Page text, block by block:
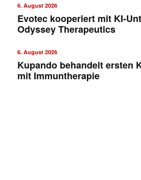
6. August 2026
Evotec kooperiert mit KI-
Odyssey Therapeutics
6. August 2026
Kupando behandelt ersten
mit Immuntherapie